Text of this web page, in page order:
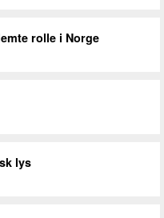
rolle i Norge
lys